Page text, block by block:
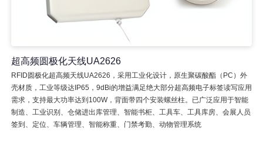
超高频圆极化天线UA2626
RFID圆极化超高频天线UA2626，采用工业化设计，原生聚碳酸酯（PC）外
壳材质，工业等级达IP65，9dBi的增益满足绝大部分超高频电子标签读写应用
需求，支持最大功率达到100W，背面带四个安装螺丝柱。已广泛应用于智能
制造、工业识别、仓储进出库管理、智能书柜、工具车、工具库房、会展人员
签到、定位、车辆管理、智能称重、门禁考勤、动物管理系统